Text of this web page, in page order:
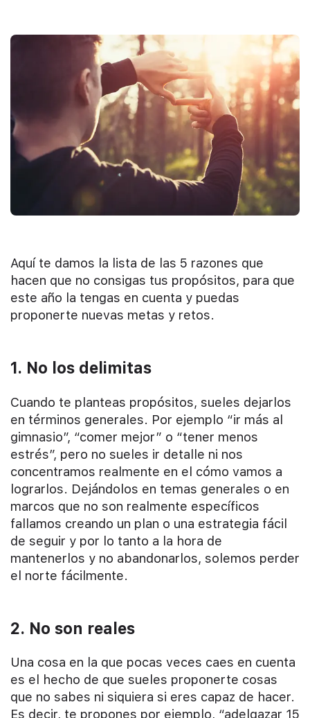
Aquí te damos la lista de las 5 razones que
hacen que no consigas tus propósitos, para que
este año la tengas en cuenta y puedas
proponerte nuevas metas y retos.
1. No los delimitas
Cuando te planteas propósitos, sueles dejarlos
en términos generales. Por ejemplo “ir más al
gimnasio”, “comer mejor” o “tener menos
estrés”, pero no sueles ir detalle ni nos
concentramos realmente en el cómo vamos a
lograrlos. Dejándolos en temas generales o en
marcos que no son realmente específicos
fallamos creando un plan o una estrategia fácil
de seguir y por lo tanto a la hora de
mantenerlos y no abandonarlos, solemos perder
el norte fácilmente.
2. No son reales
Una cosa en la que pocas veces caes en cuenta
es el hecho de que sueles proponerte cosas
que no sabes ni siquiera si eres capaz de hacer.
Es decir, te propones por ejemplo, “adelgazar 15